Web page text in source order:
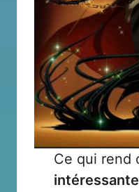
Ce qui
intéressante